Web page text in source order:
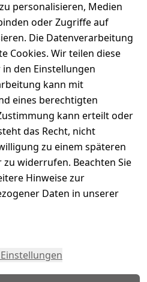
0
0 Bewertung(en)
abgeben
( 0 )
( 0 )
( 0 )
( 0 )
( 0 )
Bewertung für diesen
personalisieren, Medien
oder Zugriffe auf
Die Datenverarbeitung
Cookies. Wir teilen diese
den Einstellungen
kann mit
eines berechtigten
kann erteilt oder
das Recht, nicht
zu einem späteren
widerrufen. Beachten Sie
Hinweise zur
Daten in unserer